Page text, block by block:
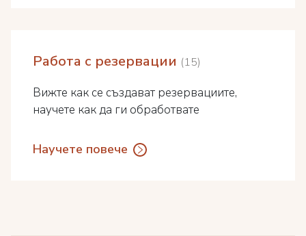
Работа с резервации 15
Вижте как се създават резервациите,
научете как да ги обработвате
Научете повече